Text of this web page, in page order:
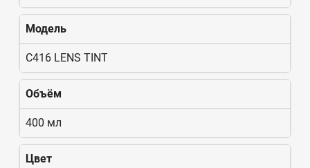
Модель
C416 LENS TINT
Объём
400 мл
Цвет